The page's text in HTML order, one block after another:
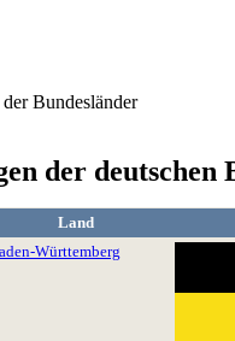
Bundesländer
der deutschen
Land
Württemberg